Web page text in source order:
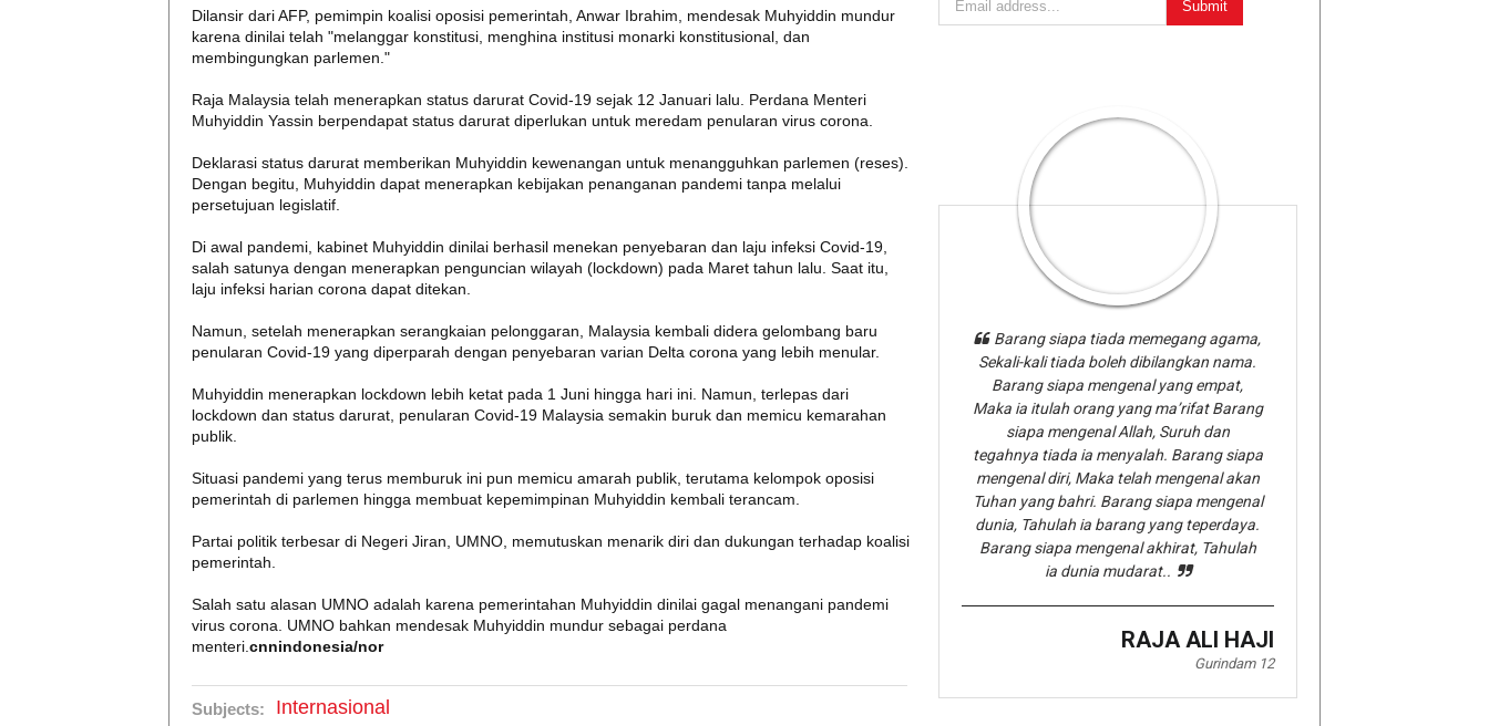
Dilansir dari AFP, pemimpin koalisi oposisi pemerintah, Anwar Ibrahim, mendesak Muhyiddin mundur
karena dinilai telah "melanggar konstitusi, menghina institusi monarki konstitusional, dan
membingungkan parlemen."
Raja Malaysia telah menerapkan status darurat Covid-19 sejak 12 Januari lalu. Perdana Menteri
Muhyiddin Yassin berpendapat status darurat diperlukan untuk meredam penularan virus corona.
Deklarasi status darurat memberikan Muhyiddin kewenangan untuk menangguhkan parlemen (reses).
Dengan begitu, Muhyiddin dapat menerapkan kebijakan penanganan pandemi tanpa melalui
persetujuan legislatif.
Di awal pandemi, kabinet Muhyiddin dinilai berhasil menekan penyebaran dan laju infeksi Covid-19,
salah satunya dengan menerapkan penguncian wilayah (lockdown) pada Maret tahun lalu. Saat itu,
laju infeksi harian corona dapat ditekan.
Namun, setelah menerapkan serangkaian pelonggaran, Malaysia kembali didera gelombang baru
penularan Covid-19 yang diperparah dengan penyebaran varian Delta corona yang lebih menular.
Muhyiddin menerapkan lockdown lebih ketat pada 1 Juni hingga hari ini. Namun, terlepas dari
lockdown dan status darurat, penularan Covid-19 Malaysia semakin buruk dan memicu kemarahan
publik.
Situasi pandemi yang terus memburuk ini pun memicu amarah publik, terutama kelompok oposisi
pemerintah di parlemen hingga membuat kepemimpinan Muhyiddin kembali terancam.
Partai politik terbesar di Negeri Jiran, UMNO, memutuskan menarik diri dan dukungan terhadap koalisi
pemerintah.
Salah satu alasan UMNO adalah karena pemerintahan Muhyiddin dinilai gagal menangani pandemi
virus corona. UMNO bahkan mendesak Muhyiddin mundur sebagai perdana
menteri. cnnindonesia/nor
Subjects: Internasional
Barang siapa tiada memegang agama,
Sekali-kali tiada boleh dibilangkan nama.
Barang siapa mengenal yang empat,
Maka ia itulah orang yang ma’rifat Barang
siapa mengenal Allah, Suruh dan
tegahnya tiada ia menyalah. Barang siapa
mengenal diri, Maka telah mengenal akan
Tuhan yang bahri. Barang siapa mengenal
dunia, Tahulah ia barang yang teperdaya.
Barang siapa mengenal akhirat, Tahulah
ia dunia mudarat..
RAJA ALI HAJI
Gurindam 12